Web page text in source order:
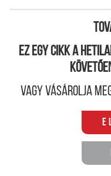
Ez egy cikk a
Vagy vásárolja